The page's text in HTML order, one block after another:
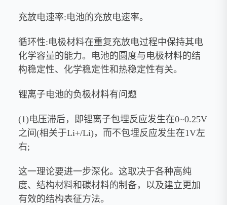
充放电速率:电池的充放电速率。
循环性:电极材料在重复充放电过程中保持其电
化学容量的能力。电池的圆度与电极材料的结
构稳定性、化学稳定性和热稳定性有关。
锂离子电池的负极材料有问题
(1)电压滞后，即锂离子包埋反应发生在0~0.25V
之间(相关于Li+/Li)，而不包埋反应发生在1V左
右;
这一理论要进一步深化。这取决于各种高纯
度、结构材料和碳材料的制备，以及建立更加
有效的结构表征方法。